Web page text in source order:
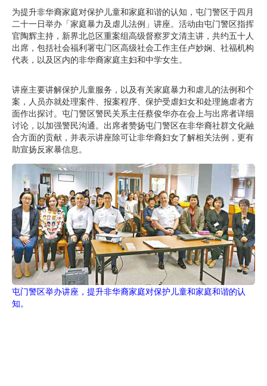
为提升非华裔家庭对保护儿童和家庭和谐的认知，屯门警区于四月
二十一日举办「家庭暴力及虐儿法例」讲座。活动由屯门警区指挥
官陶辉主持，新界北总区重案组高级督察罗文清主讲，共约五十人
出席，包括社会福利署屯门区高级社会工作主任卢妙娴、社福机构
代表，以及区内的非华裔家庭主妇和中学女生。
讲座主要讲解保护儿童服务，以及有关家庭暴力和虐儿的法例和个
案，人员亦就处理案件、报案程序、保护受虐妇女和处理施虐者方
面作出探讨。屯门警区警民关系主任蔡俊华亦在会上与出席者详细
讨论，以加强警民沟通。出席者赞扬屯门警区在非华裔社群文化融
合方面的贡献，并表示讲座除可让非华裔妇女了解相关法例，更有
助宣扬反家暴信息。
屯门警区举办讲座，提升非华裔家庭对保护儿童和家庭和谐的认
知。